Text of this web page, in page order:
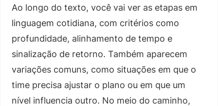
Ao longo do texto, você vai ver as etapas em
linguagem cotidiana, com critérios como
profundidade, alinhamento de tempo e
sinalização de retorno. Também aparecem
variações comuns, como situações em que o
time precisa ajustar o plano ou em que um
nível influencia outro. No meio do caminho,